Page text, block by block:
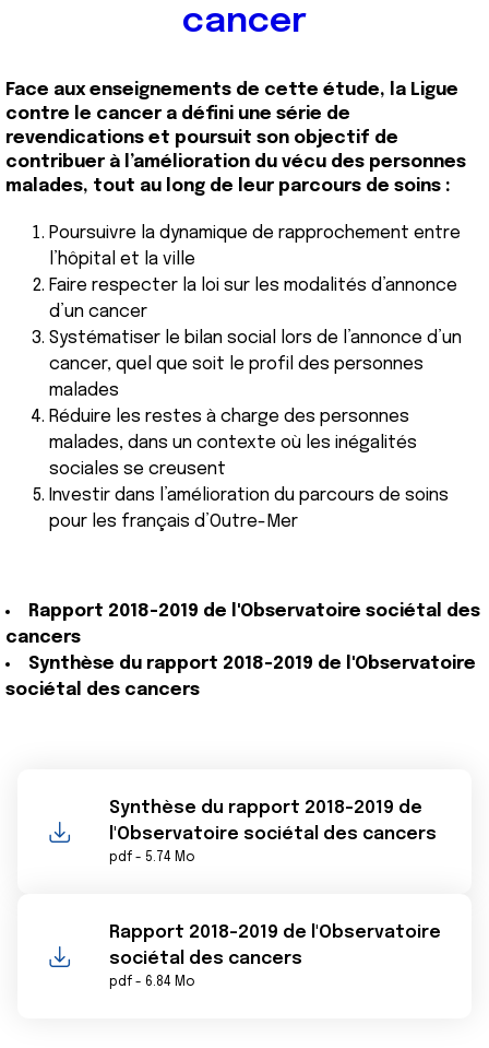
cancer
Face aux enseignements de cette étude,
la Ligue
contre le cancer a défini une série de
revendications et poursuit son objectif de
contribuer à l’amélioration du vécu des personnes
malades, tout au long de leur parcours de soins :
Poursuivre la dynamique de rapprochement entre
l’hôpital et la ville
Faire respecter la loi sur les modalités d’annonce
d’un cancer
Systématiser le bilan social lors de l’annonce d’un
cancer, quel que soit le profil des personnes
malades
Réduire les restes à charge des personnes
malades, dans un contexte où les inégalités
sociales se creusent
Investir dans l’amélioration du parcours de soins
pour les français d’Outre-Mer
Rapport 2018-2019 de l'Observatoire sociétal des
cancers
Synthèse du rapport 2018-2019 de l'Observatoire
sociétal des cancers
Synthèse du rapport 2018-2019 de
l'Observatoire sociétal des cancers
pdf - 5.74 Mo
Rapport 2018-2019 de l'Observatoire
sociétal des cancers
pdf - 6.84 Mo